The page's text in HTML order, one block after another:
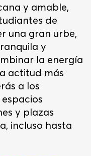
y amable,
de
una gran urbe,
y
la energía
actitud más
a los
y plazas
incluso hasta